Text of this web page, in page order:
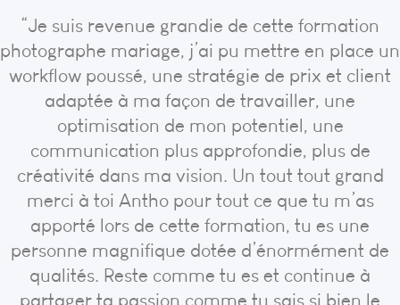
“Je suis revenue grandie de cette formation
photographe mariage, j’ai pu mettre en place un
workflow poussé, une stratégie de prix et client
adaptée à ma façon de travailler, une
optimisation de mon potentiel, une
communication plus approfondie, plus de
créativité dans ma vision. Un tout tout grand
merci à toi Antho pour tout ce que tu m’as
apporté lors de cette formation, tu es une
personne magnifique dotée d’énormément de
qualités. Reste comme tu es et continue à
partager ta passion comme tu sais si bien le